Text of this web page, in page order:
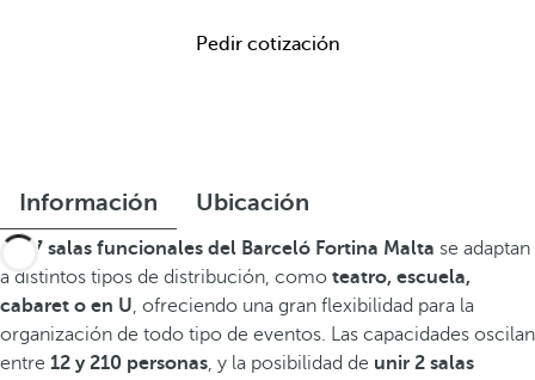
Pedir cotización
Información Ubicación
Las 7 salas funcionales del Barceló Fortina Malta se adaptan
a distintos tipos de distribución, como teatro, escuela,
cabaret o en U, ofreciendo una gran flexibilidad para la
organización de todo tipo de eventos. Las capacidades oscilan
entre 12 y 210 personas, y la posibilidad de unir 2 salas